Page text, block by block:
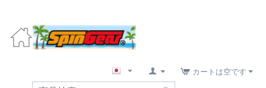
カートは空です